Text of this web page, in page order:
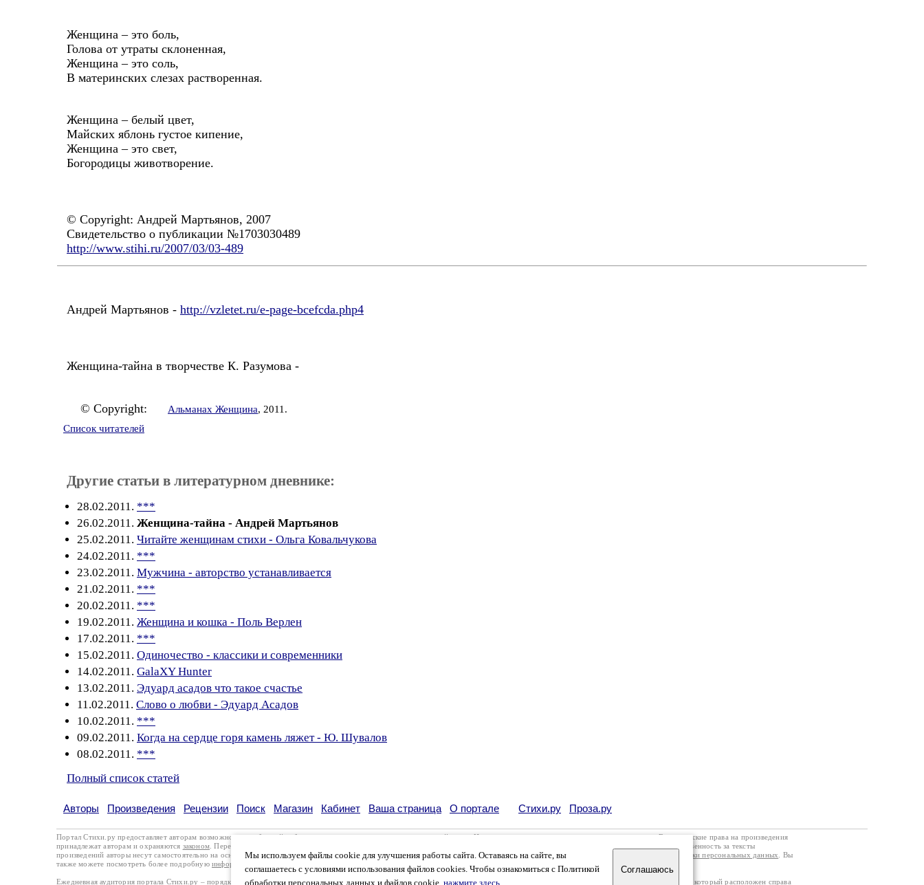
Женщина – это боль,
Голова от утраты склоненная,
Женщина – это соль,
В материнских слезах растворенная.
Женщина – белый цвет,
Майских яблонь густое кипение,
Женщина – это свет,
Богородицы животворение.
© Copyright: Андрей Мартьянов, 2007
Свидетельство о публикации №1703030489
http://www.stihi.ru/2007/03/03-489
Андрей Мартьянов - http://vzletet.ru/e-page-bcefcda.php4
Женщина-тайна в творчестве К. Разумова -
© Copyright: Альманах Женщина, 2011.
Список читателей
Другие статьи в литературном дневнике:
28.02.2011. ***
26.02.2011. Женщина-тайна - Андрей Мартьянов
25.02.2011. Читайте женщинам стихи - Ольга Ковальчукова
24.02.2011. ***
23.02.2011. Мужчина - авторство устанавливается
21.02.2011. ***
20.02.2011. ***
19.02.2011. Женщина и кошка - Поль Верлен
17.02.2011. ***
15.02.2011. Одиночество - классики и современники
14.02.2011. GalaXY Hunter
13.02.2011. Эдуард асадов что такое счастье
11.02.2011. Слово о любви - Эдуард Асадов
10.02.2011. ***
09.02.2011. Когда на сердце горя камень ляжет - Ю. Шувалов
08.02.2011. ***
Полный список статей
Мы используем файлы cookie для улучшения работы сайта. Оставаясь на сайте, вы
соглашаетесь с условиями использования файлов cookies. Чтобы ознакомиться с Политикой
обработки персональных данных и файлов cookie, нажмите здесь
Соглашаюсь
Авторы Произведения Рецензии Поиск Магазин Кабинет Ваша страница О портале Стихи.ру Проза.ру
Портал Стихи.ру предоставляет авторам возможность свободной публикации своих литературных произведений в сети Интернет на основании
. Все авторские права на произведения
принадлежат авторам и охраняются законом . Перепечатка произведений возможна только с согласия его автора, к которому вы можете обратиться на его авторской странице. Ответственность за тексты
произведений авторы несут самостоятельно на основанииправил публикациии российского законодательства. Данные пользователей обрабатываются на основании Политики обработки персональных данных
. Вы
также можете посмотреть более подробную информацию о портале
Ежедневная аудитория портала Стихи.ру – порядка 200 тысяч посетителей, которые в общей сумме просматривают более двух миллионов страниц по данным счетчика посещаемости, который расположен справа